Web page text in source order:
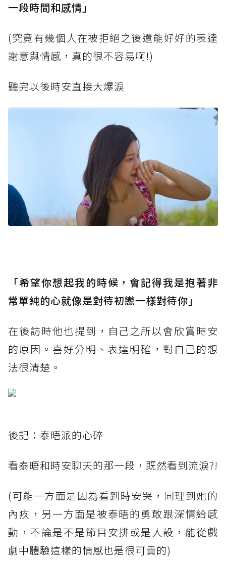
一段時間和感情」
(究竟有幾個人在被拒絕之後還能好好的表達
謝意與情感，真的很不容易啊!)
聽完以後時安直接大爆淚
「希望你想起我的時候，會記得我是抱著非
常單純的心就像是對待初戀一樣對待你」
在後訪時他也提到，自己之所以會欣賞時安
的原因。喜好分明、表達明確，對自己的想
法很清楚。
後記：泰晤派的心碎
看泰晤和時安聊天的那一段，既然看到流淚?!
(可能一方面是因為看到時安哭，同理到她的
內疚，另一方面是被泰晤的勇敢跟深情給感
動，不論是不是節目安排或是人設，能從戲
劇中體驗這樣的情感也是很可貴的)